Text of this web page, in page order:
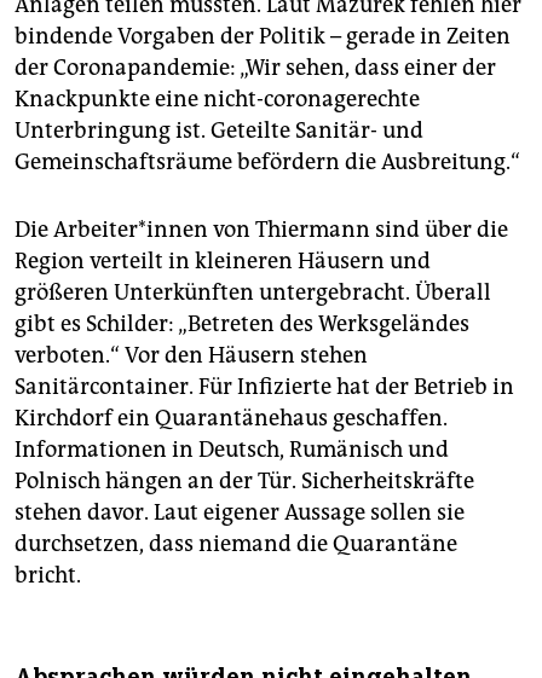
bindende Vorgaben der Politik – gerade in Zeiten
der Coronapandemie: „Wir sehen, dass einer der
Knackpunkte eine nicht-coronagerechte
Unterbringung ist. Geteilte Sanitär- und
Gemeinschaftsräume befördern die Ausbreitung.“
Die Ar­bei­te­r*in­nen von Thiermann sind über die
Region verteilt in kleineren Häusern und
größeren Unterkünften untergebracht. Überall
gibt es Schilder: „Betreten des Werksgeländes
verboten.“ Vor den Häusern stehen
Sanitärcontainer. Für Infizierte hat der Betrieb in
Kirchdorf ein Quarantänehaus geschaffen.
Informationen in Deutsch, Rumänisch und
Polnisch hängen an der Tür. Sicherheitskräfte
stehen davor. Laut eigener Aussage sollen sie
durchsetzen, dass niemand die Quarantäne
bricht.